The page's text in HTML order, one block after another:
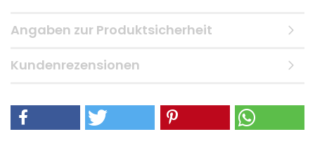
Angaben zur Produktsicherheit
Kundenrezensionen